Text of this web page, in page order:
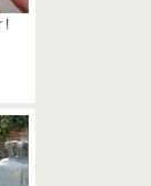
!